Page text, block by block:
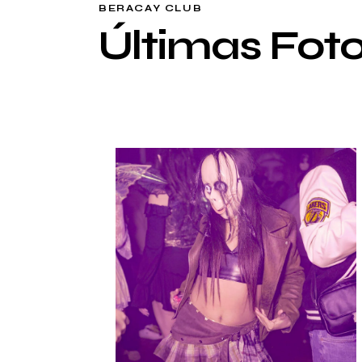
BERACAY CLUB
Últimas